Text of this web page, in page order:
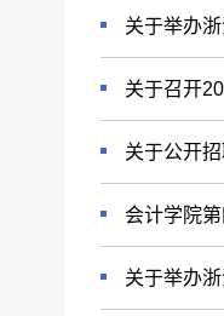
关于举办
关于召开
关于公开
会计学院
关于举办